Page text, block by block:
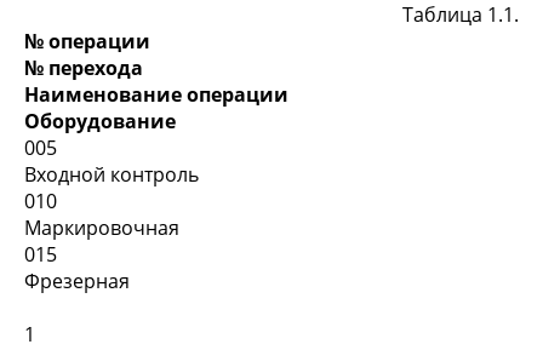
Таблица 1.1.
№ операции
№ перехода
Наименование операции
Оборудование
005
Входной контроль
010
Маркировочная
015
Фрезерная
1